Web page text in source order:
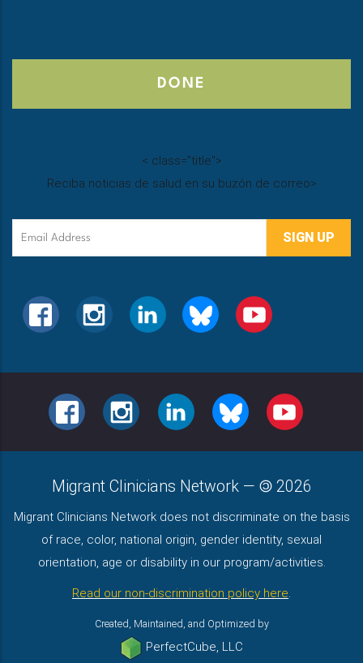
DONE
< class="title">
Reciba noticias de salud en su buzón de correo>
Email
Address
FACEBOOKINSTAGRAMLINKEDIN BLUESKY YOUTUBE
FACEBOOKINSTAGRAMLINKEDIN BLUESKY YOUTUBE
Migrant Clinicians Network — 2026
Migrant Clinicians Network does not discriminate on the basis
of race, color, national origin, gender identity, sexual
orientation, age or disability in our program/activities.
Read our non-discrimination policy here.
Created, Maintained, and Optimized by
PerfectCube, LLC